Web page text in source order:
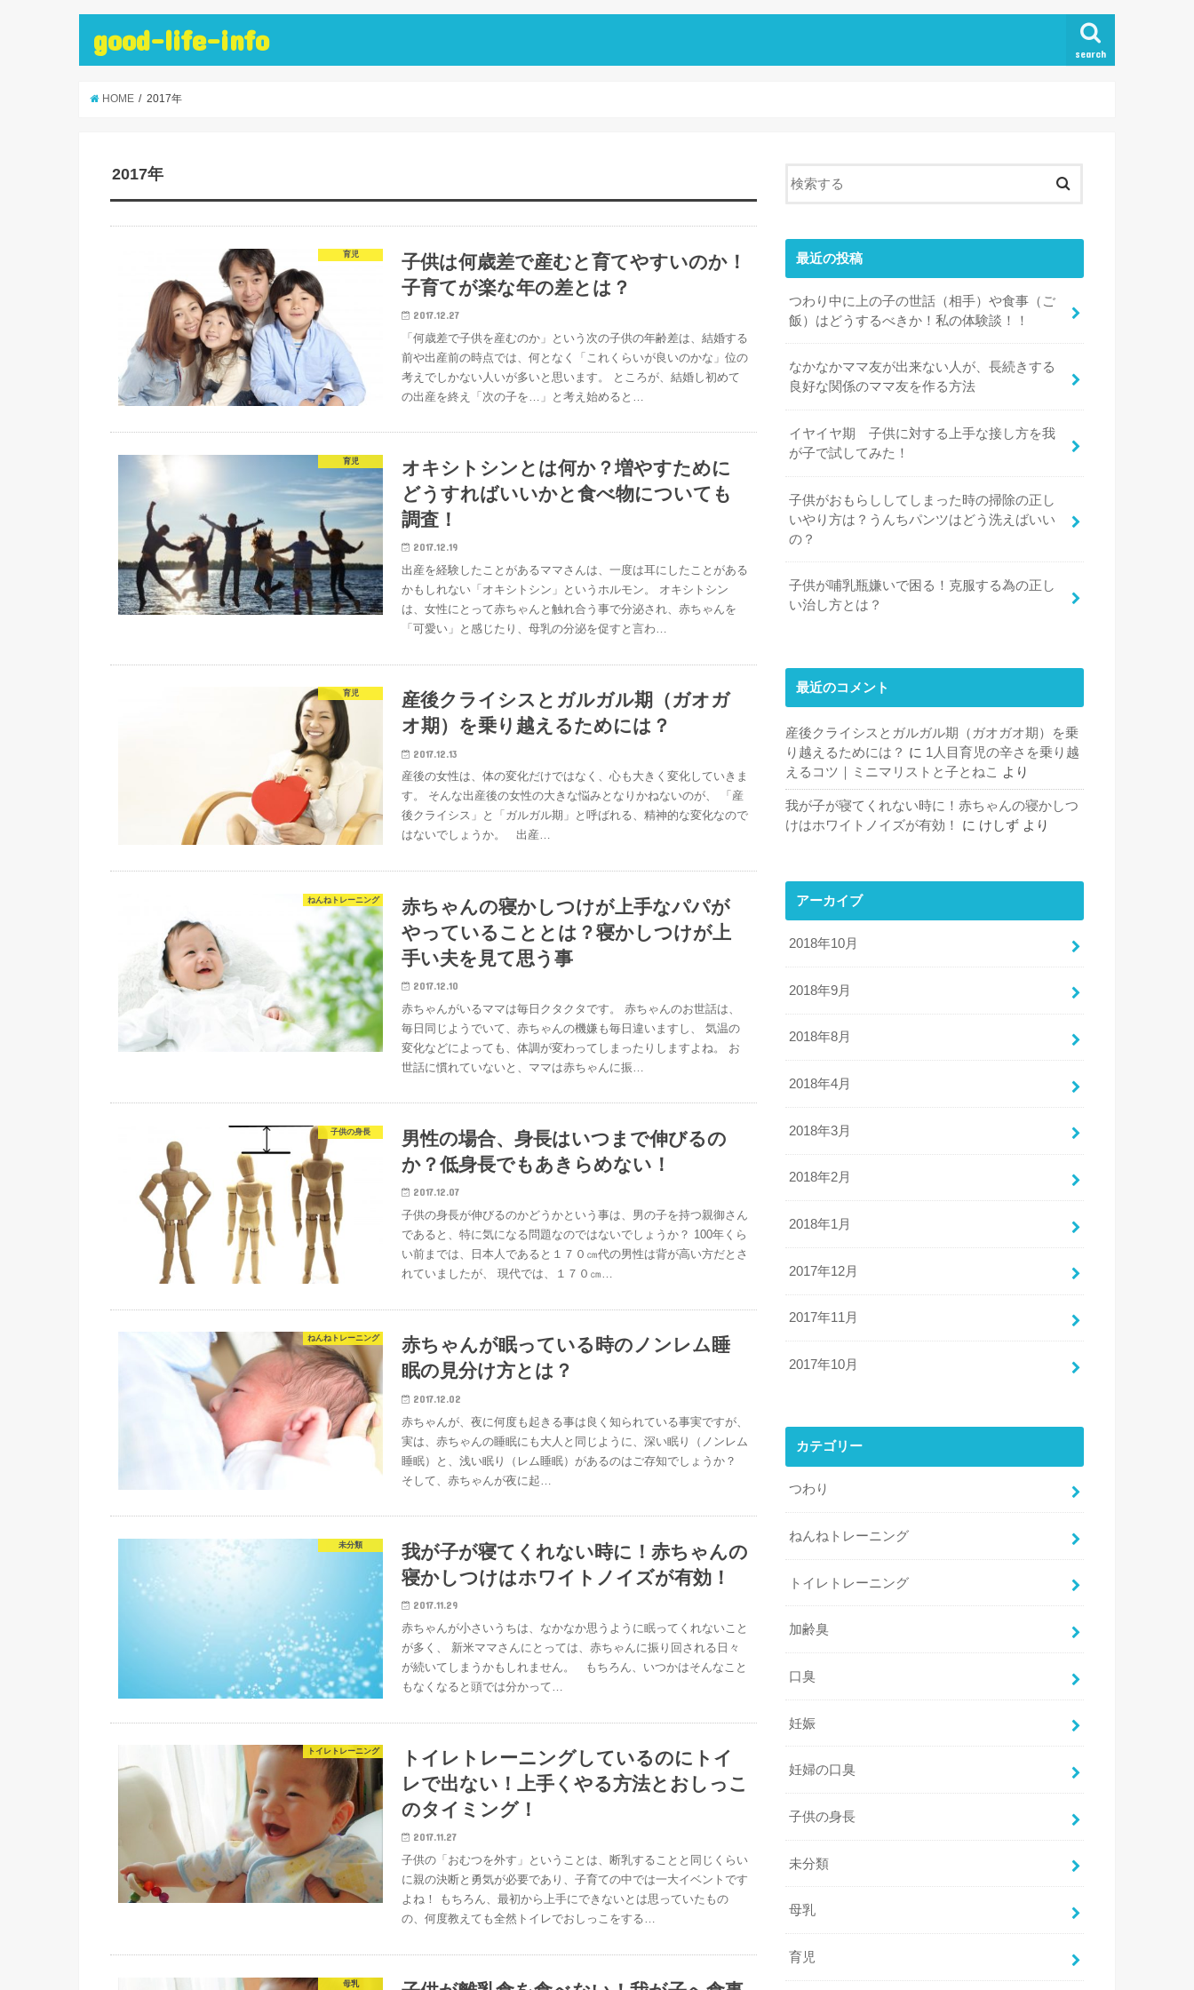
good-life-info search
HOME 2017年
2017年
育児
子供は何歳差で産むと育てやすいのか！
子育てが楽な年の差とは？
2017.12.27
「何歳差で子供を産むのか」という次の子供の年齢差は、結婚する
前や出産前の時点では、何となく「これくらいが良いのかな」位の
考えでしかない人いが多いと思います。 ところが、結婚し初めて
の出産を終え「次の子を…」と考え始めると…
育児
オキシトシンとは何か？増やすために
どうすればいいかと食べ物についても
調査！
2017.12.19
出産を経験したことがあるママさんは、一度は耳にしたことがある
かもしれない「オキシトシン」というホルモン。 オキシトシン
は、女性にとって赤ちゃんと触れ合う事で分泌され、赤ちゃんを
「可愛い」と感じたり、母乳の分泌を促すと言わ…
育児
産後クライシスとガルガル期（ガオガ
オ期）を乗り越えるためには？
2017.12.13
産後の女性は、体の変化だけではなく、心も大きく変化していきま
す。 そんな出産後の女性の大きな悩みとなりかねないのが、 「産
後クライシス」と「ガルガル期」と呼ばれる、精神的な変化なので
はないでしょうか。 出産…
ねんねトレーニング
赤ちゃんの寝かしつけが上手なパパが
やっていることとは？寝かしつけが上
手い夫を見て思う事
2017.12.10
赤ちゃんがいるママは毎日クタクタです。 赤ちゃんのお世話は、
毎日同じようでいて、赤ちゃんの機嫌も毎日違いますし、 気温の
変化などによっても、体調が変わってしまったりしますよね。 お
世話に慣れていないと、ママは赤ちゃんに振…
子供の身長
男性の場合、身長はいつまで伸びるの
か？低身長でもあきらめない！
2017.12.07
子供の身長が伸びるのかどうかという事は、男の子を持つ親御さん
であると、特に気になる問題なのではないでしょうか？ 100年くら
い前までは、日本人であると１７０㎝代の男性は背が高い方だとさ
れていましたが、 現代では、１７０㎝…
ねんねトレーニング
赤ちゃんが眠っている時のノンレム睡
眠の見分け方とは？
2017.12.02
赤ちゃんが、夜に何度も起きる事は良く知られている事実ですが、
実は、赤ちゃんの睡眠にも大人と同じように、深い眠り（ノンレム
睡眠）と、浅い眠り（レム睡眠）があるのはご存知でしょうか？
そして、赤ちゃんが夜に起…
未分類
我が子が寝てくれない時に！赤ちゃんの
寝かしつけはホワイトノイズが有効！
2017.11.29
赤ちゃんが小さいうちは、なかなか思うように眠ってくれないこと
が多く、 新米ママさんにとっては、赤ちゃんに振り回される日々
が続いてしまうかもしれません。 もちろん、いつかはそんなこと
もなくなると頭では分かって…
トイレトレーニング
トイレトレーニングしているのにトイ
レで出ない！上手くやる方法とおしっこ
のタイミング！
2017.11.27
子供の「おむつを外す」ということは、断乳することと同じくらい
に親の決断と勇気が必要であり、子育ての中では一大イベントです
よね！ もちろん、最初から上手にできないとは思っていたもの
の、何度教えても全然トイレでおしっこをする…
母乳
最近の投稿
つわり中に上の子の世話（相手）や食事（ご
飯）はどうするべきか！私の体験談！！
なかなかママ友が出来ない人が、長続きする
良好な関係のママ友を作る方法
イヤイヤ期 子供に対する上手な接し方を我
が子で試してみた！
子供がおもらししてしまった時の掃除の正し
いやり方は？うんちパンツはどう洗えばいい
の？
子供が哺乳瓶嫌いで困る！克服する為の正し
い治し方とは？
最近のコメント
産後クライシスとガルガル期（ガオガオ期）を乗
り越えるためには？ に 1人目育児の辛さを乗り越
えるコツ｜ミニマリストと子とねこ より
我が子が寝てくれない時に！赤ちゃんの寝かしつ
けはホワイトノイズが有効！
に けしず より
アーカイブ
2018年10月
2018年9月
2018年8月
2018年4月
2018年3月
2018年2月
2018年1月
2017年12月
2017年11月
2017年10月
カテゴリー
つわり
ねんねトレーニング
トイレトレーニング
加齢臭
口臭
妊娠
妊婦の口臭
子供の身長
未分類
母乳
育児